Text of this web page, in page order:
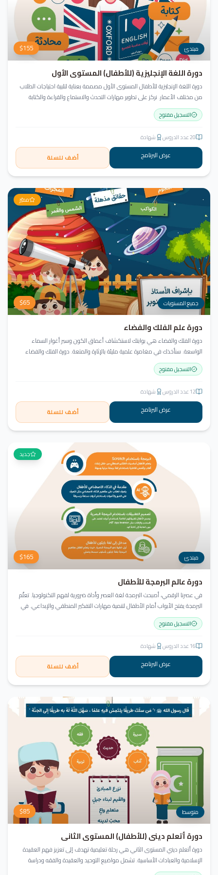
مبتدئ $155
دورة اللغة الإنجليزية (للأطفال) المستوى الأول
دورة اللغة الإنجليزية للأطفال المستوى الأول مصممة بعناية لتلبية احتياجات الطلاب
من مختلف الأعمار. نركز على تطوير مهارات التحدث والاستماع والقراءة والكتابة
بأسلوب منهجي يعتمد على أنشطة تفاعلية وأسلوب تعليمي ممتع وفعّال.
التسجيل مفتوح
20عدد الدروس شهادة
عرض البرنامج أضف للسلة
مميّز
جميع المستويات $65
دورة علم الفلك والفضاء
دورة الفلك والفضاء هي بوابتك لاستكشاف أعماق الكون وسبر أغوار السماء
الواسعة. سنأخذك في مغامرة علمية مليئة بالإثارة والمتعة. دورة الفلك والفضاء
ليست مجرد تعليم، بل هي تجربة تنير عقلك وتثري خيالك، لتمنحك رؤية جديدة للكون
وتفتح لك آفاقاً لا حدود لها.
التسجيل مفتوح
12عدد الدروس شهادة
عرض البرنامج أضف للسلة
جديد
مبتدئ $165
دورة عالم البرمجة للأطفال
في عصرنا الرقمي، أصبحت البرمجة لغة العصر وأداة ضرورية لفهم التكنولوجيا. تعلّم
البرمجة يفتح الأبواب أمام الأطفال لتنمية مهارات التفكير المنطقي والإبداعي. في
أكاديمية جيل العربية، لا يكتفي الطفل بالمشاهدة، بل يبرمج ويصمّم ويبدع مشروعه
منذ اليوم الأول!
التسجيل مفتوح
16عدد الدروس شهادة
عرض البرنامج أضف للسلة
متوسط $85
دورة أتعلم ديني (للأطفال) المستوى الثاني
دورة أتعلم ديني المستوى الثاني هي رحلة تعليمية تهدف إلى تعزيز فهم العقيدة
الإسلامية والعبادات الأساسية. تشمل مواضيع التوحيد والعقيدة والفقه ودراسة
السيرة النبوية. هدفنا زرع القيم والمبادئ وتربية أبنائنا تربية إيمانية وأخلاقية وعلمية